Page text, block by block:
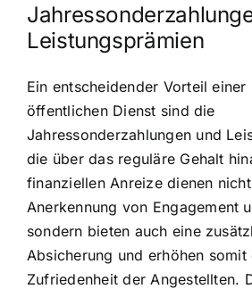
Leistungsprämien
Ein entscheidender Vorteil
öffentlichen Dienst sind die
Jahressonderzahlungen und
die über das reguläre Gehalt
finanziellen Anreize dienen
Anerkennung von Engagement
sondern bieten auch eine
Absicherung und erhöhen
Zufriedenheit der Angestellten.